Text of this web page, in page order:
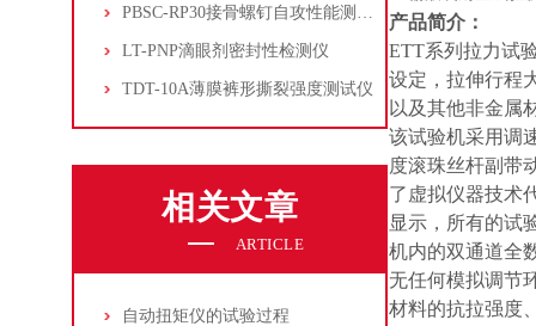
PBSC-RP30接骨螺钉自攻性能测试‌仪
LT-PNP滴眼剂密封性检测仪
TDT-10A薄膜裤形撕裂强度测试仪
相关文章
ARTICLE
自动扭矩仪的试验过程
产品简介：
ETT系列拉力试
设定，拉伸行程
以及其他非金属
该试验机采用调
度滚珠丝杆副带
了虚拟仪器技术
显示，所有的试
机内的双通道全
无任何模拟调节
材料的抗拉强度